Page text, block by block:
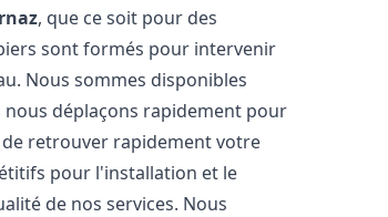
, que ce soit pour des
sont formés pour intervenir
Nous sommes disponibles
déplaçons rapidement pour
retrouver rapidement votre
pour l'installation et le
de nos services. Nous